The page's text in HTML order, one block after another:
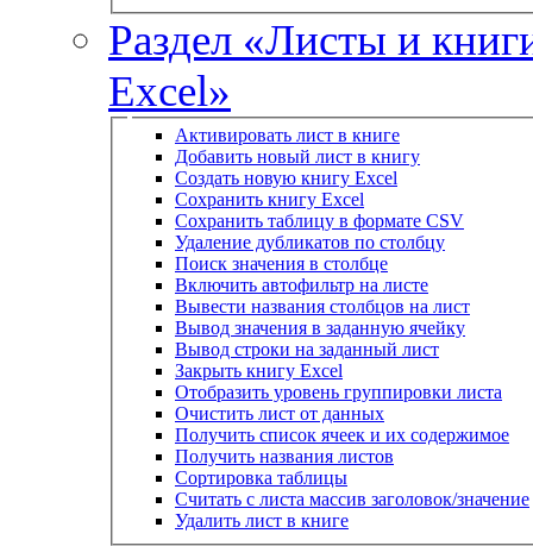
Раздел «Листы и
Excel»
Активировать лист в книге
Добавить новый лист в книгу
Создать новую книгу Excel
Сохранить книгу Excel
Сохранить таблицу в формате CSV
Удаление дубликатов по столбцу
Поиск значения в столбце
Включить автофильтр на листе
Вывести названия столбцов на лист
Вывод значения в заданную ячейку
Вывод строки на заданный лист
Закрыть книгу Excel
Отобразить уровень группировки листа
Очистить лист от данных
Получить список ячеек и их содержимое
Получить названия листов
Сортировка таблицы
Считать с листа массив заголовок/значение
Удалить лист в книге